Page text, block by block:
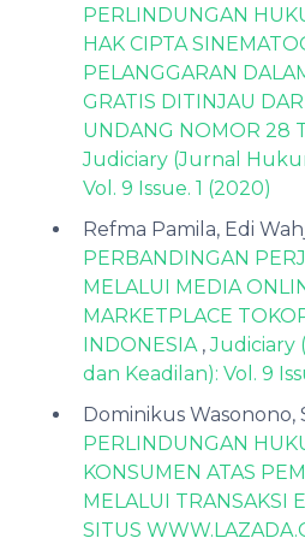
PERLINDUNGAN
HAK CIPTA
PELANGGARAN
GRATIS DITINJAU
UNDANG NOMOR 28
Judiciary (Jurnal
Vol. 9 Issue. 1 (2020)
Refma Pamila, Edi
PERBANDINGAN
MELALUI MEDIA
MARKETPLACE
INDONESIA ,Judiciary
dan Keadilan): Vol. 9
Dominikus Wasonono,
PERLINDUNGAN
KONSUMEN ATAS
MELALUI TRANSAKSI
SITUS